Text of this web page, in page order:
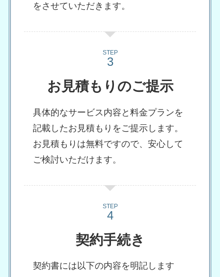
をさせていただきます。
STEP
お見積もりのご提示
具体的なサービス内容と料金プランを
記載したお見積もりをご提示します。
お見積もりは無料ですので、安心して
ご検討いただけます。
STEP
契約手続き
契約書には以下の内容を明記します